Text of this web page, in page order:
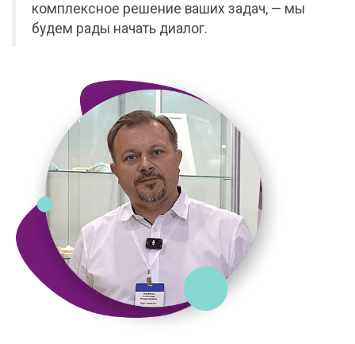
комплексное решение ваших задач, — мы
будем рады начать диалог.